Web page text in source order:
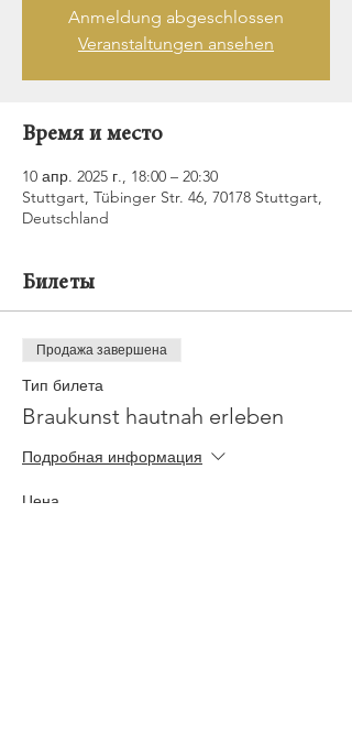
Anmeldung abgeschlossen
Veranstaltungen ansehen
Время и место
10 апр. 2025 г., 18:00 – 20:30
Stuttgart, Tübinger Str. 46, 70178 Stuttgart,
Deutschland
Билеты
Продажа завершена
Тип билета
Braukunst hautnah erleben
Подробная информация
Цена